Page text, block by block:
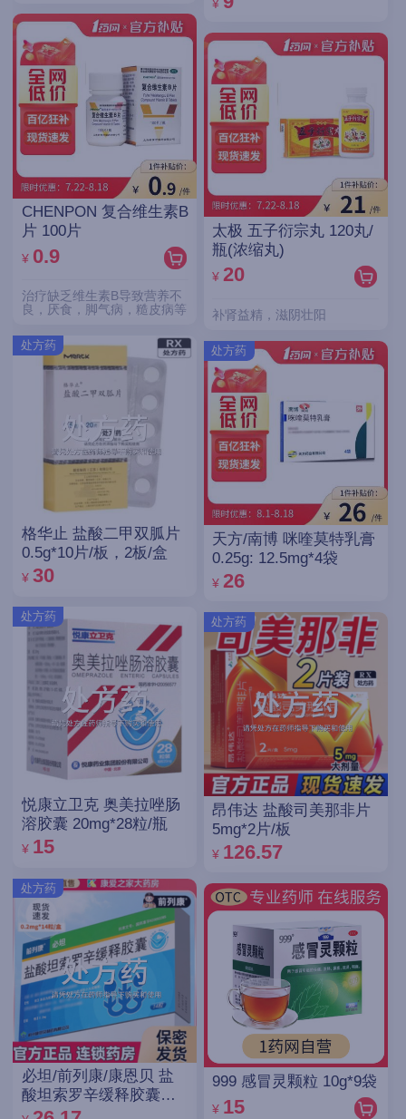
CHENPON 复合维生素B
片 100片
¥ 0.9
治疗缺乏维生素B导致营养不
良，厌食，脚气病，糙皮病等
处方药
格华止 盐酸二甲双胍片
0.5g*10片/板，2板/盒
¥ 30
处方药
悦康立卫克 奥美拉唑肠
溶胶囊 20mg*28粒/瓶
¥ 15
处方药
必坦/前列康/康恩贝 盐
酸坦索罗辛缓释胶囊
0.2mg*14粒/盒
¥
太极 五子衍宗丸 120丸/
瓶(浓缩丸)
¥ 20
补肾益精，滋阴壮阳
处方药
天方/南博 咪喹莫特乳膏
0.25g: 12.5mg*4袋
¥ 26
处方药
昂伟达 盐酸司美那非片
5mg*2片/板
¥ 126.57
999 感冒灵颗粒 10g*9袋
¥ 15